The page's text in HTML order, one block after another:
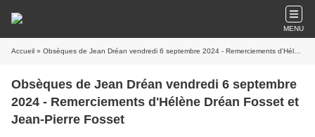
MENU
Accueil » Obsèques de Jean Dréan vendredi 6 septembre 2024 - Remerciements d'Hélène Dréan Fosset et Jean-Pierre Fosset
Obsèques de Jean Dréan vendredi 6 septembre
2024 - Remerciements d'Hélène Dréan Fosset et
Jean-Pierre Fosset